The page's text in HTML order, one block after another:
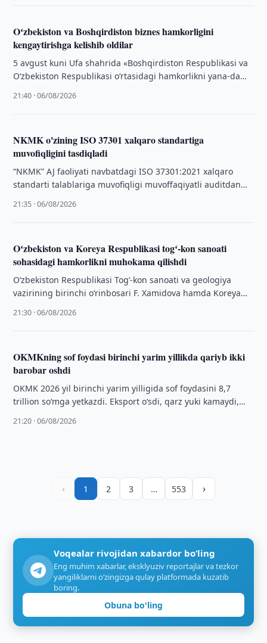
Oʻzbekiston va Boshqirdiston biznes hamkorligini
kengaytirishga kelishib oldilar
5 avgust kuni Ufa shahrida «Boshqirdiston Respublikasi va
O‘zbekiston Respublikasi o‘rtasidagi hamkorlikni yana-da
21:40 · 06/08/2026
NKMK o'zining ISO 37301 xalqaro standartiga
muvofiqligini tasdiqladi
“NKMK” AJ faoliyati navbatdagi ISO 37301:2021 xalqaro
standarti talablariga muvofiqligi muvoffaqiyatli auditdan
sertifikatni …
21:35 · 06/08/2026
Oʻzbekiston va Koreya Respublikasi togʻ-kon sanoati
sohasidagi hamkorlikni muhokama qilishdi
O‘zbekiston Respublikasi Tog‘-kon sanoati va geologiya
vazirining birinchi o‘rinbosari F. Xamidova hamda Koreya
va Muxtor Elchisi …
21:30 · 06/08/2026
OKMKning sof foydasi birinchi yarim yillikda qariyb ikki
barobar oshdi
OKMK 2026 yil birinchi yarim yilligida sof foydasini 8,7
trillion so‘mga yetkazdi. Eksport o‘sdi, qarz yuki kamaydi,
21:20 · 06/08/2026
‹ 1 2 3 … 553 ›
Voqealar rivojidan xabardor bo‘ling
Eng muhim xabarlar, eksklyuziv reportajlar va tezkor
yangiliklarni o‘zingizga qulay platformada kuzatib
boring.
Obuna bo'ling